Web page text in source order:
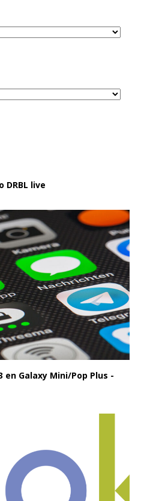
DRBL live
en Galaxy Mini/Pop Plus -